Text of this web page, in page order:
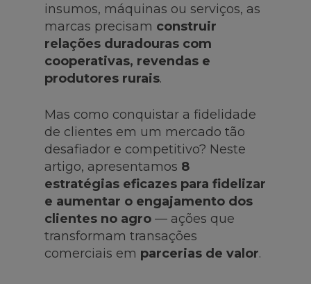
insumos, máquinas ou serviços, as
marcas precisam construir
relações duradouras com
cooperativas, revendas e
produtores rurais.
Mas como conquistar a fidelidade
de clientes em um mercado tão
desafiador e competitivo? Neste
artigo, apresentamos 8
estratégias eficazes para fidelizar
e aumentar o engajamento dos
clientes no agro — ações que
transformam transações
comerciais em parcerias de valor.